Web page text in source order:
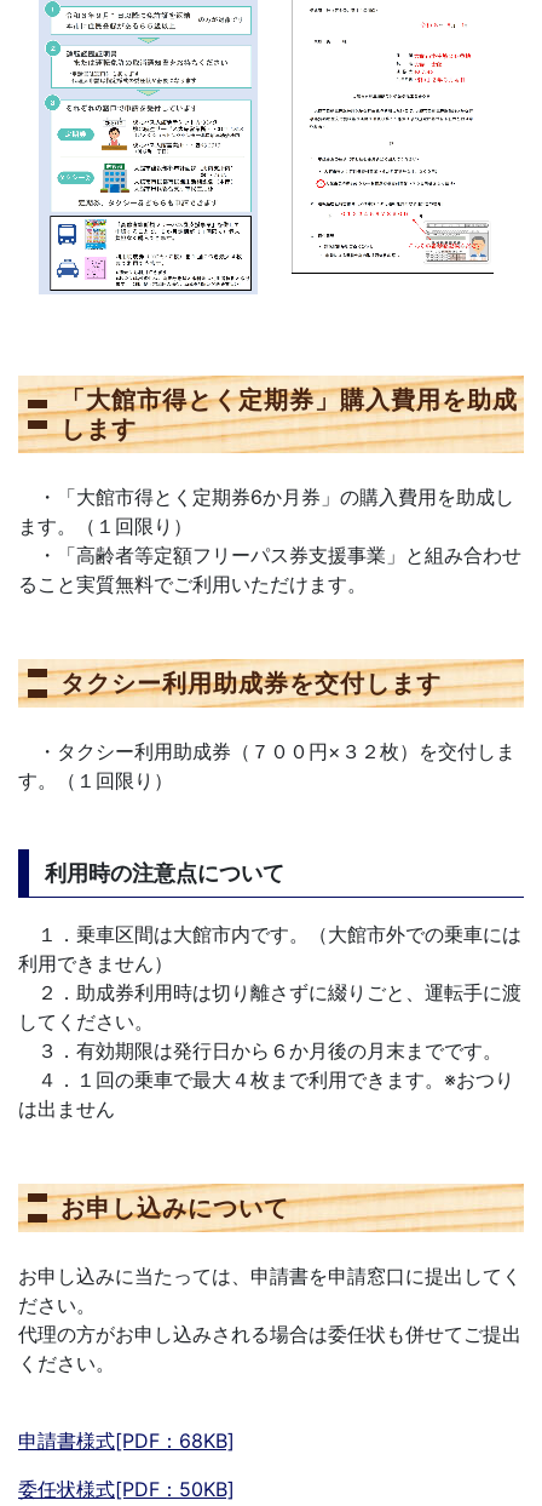
「大館市得とく定期券」購入費用を助成
します
・「大館市得とく定期券6か月券」の購入費用を助成し
ます。（１回限り）
・「高齢者等定額フリーパス券支援事業」と組み合わせ
ること実質無料でご利用いただけます。
タクシー利用助成券を交付します
・タクシー利用助成券（７００円×３２枚）を交付しま
す。（１回限り）
利用時の注意点について
１．乗車区間は大館市内です。（大館市外での乗車には
利用できません）
２．助成券利用時は切り離さずに綴りごと、運転手に渡
してください。
３．有効期限は発行日から６か月後の月末までです。
４．１回の乗車で最大４枚まで利用できます。※おつり
は出ません
お申し込みについて
お申し込みに当たっては、申請書を申請窓口に提出してく
ださい。
代理の方がお申し込みされる場合は委任状も併せてご提出
ください。
申請書様式[PDF：68KB]
委任状様式[PDF：50KB]